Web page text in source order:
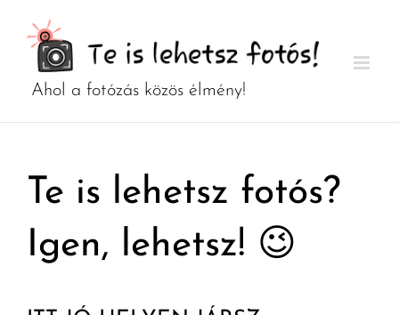
Te is lehetsz fotós?
Igen, lehetsz! 😉